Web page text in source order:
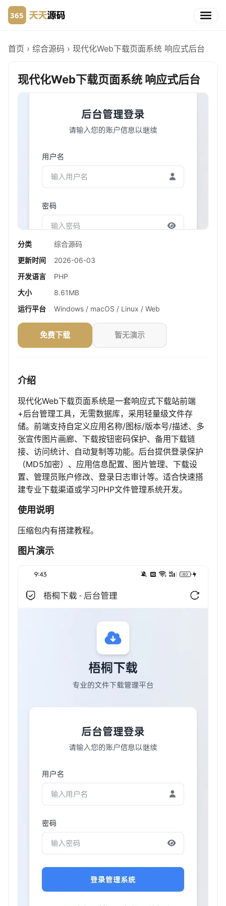
首页 › 综合源码 › 现代化Web下载页面系统 响应式后台
现代化Web下载页面系统 响应式后台
分类
综合源码
更新时间
2026-06-03
开发语言
PHP
大小
8.61MB
运行平台
Windows / macOS / Linux / Web
免费下载 暂无演示
介绍
现代化Web下载页面系统是一套响应式下载站前端
+后台管理工具，无需数据库，采用轻量级文件存
储。前端支持自定义应用名称/图标/版本号/描述、多
张宣传图片画廊、下载按钮密码保护、备用下载链
接、访问统计、自动复制等功能。后台提供登录保护
（MD5加密）、应用信息配置、图片管理、下载设
置、管理员账户修改、登录日志审计等。适合快速搭
建专业下载渠道或学习PHP文件管理系统开发。
使用说明
压缩包内有搭建教程。
图片演示